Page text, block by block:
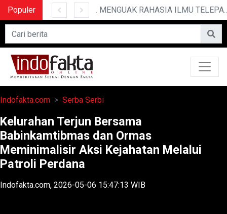
Populer MENGUAK RAHASIA ILMU TELEPATI
Indofakta.com Serba Serbi
Kelurahan Terjun Bersama
Babinkamtibmas dan Ormas
Meminimalisir Aksi Kejahatan Melalui
Patroli Perdana
Indofakta.com, 2026-05-06 15:47:13 WIB